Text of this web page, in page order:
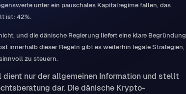
unter ein pauschales Kapitalregime fallen, das
ist: 42%.
und die dänische Regierung liefert eine klare Begründung
innerhalb dieser Regeln gibt es weiterhin legale Strategien,
zu steuern.
dient nur der allgemeinen Information und stellt
dar. Die dänische Krypto-